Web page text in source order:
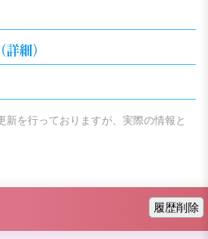
細）
新を行っておりますが、実際の情報と
履歴削除